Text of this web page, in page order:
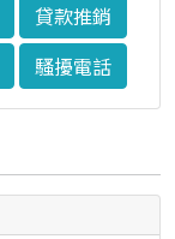
貸款推銷
騷擾電話